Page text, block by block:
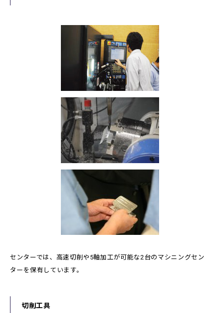
センターでは、高速切削や5軸加工が可能な2台のマシニングセン
ターを保有しています。
切削工具